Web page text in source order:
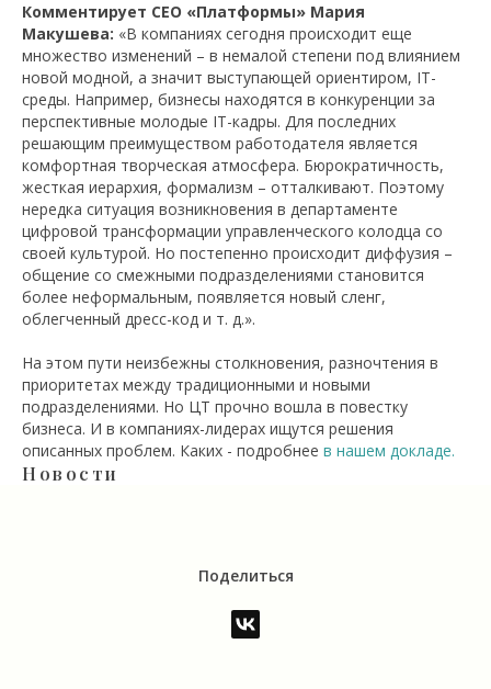
Комментирует CEO «Платформы» Мария
Макушева: «В компаниях сегодня происходит еще
множество изменений – в немалой степени под влиянием
новой модной, а значит выступающей ориентиром, IT-
среды. Например, бизнесы находятся в конкуренции за
перспективные молодые IT-кадры. Для последних
решающим преимуществом работодателя является
комфортная творческая атмосфера. Бюрократичность,
жесткая иерархия, формализм – отталкивают. Поэтому
нередка ситуация возникновения в департаменте
цифровой трансформации управленческого колодца со
своей культурой. Но постепенно происходит диффузия –
общение со смежными подразделениями становится
более неформальным, появляется новый сленг,
облегченный дресс-код и т. д.».
На этом пути неизбежны столкновения, разночтения в
приоритетах между традиционными и новыми
подразделениями. Но ЦТ прочно вошла в повестку
бизнеса. И в компаниях-лидерах ищутся решения
описанных проблем. Каких - подробнее в нашем докладе.
Новости
Поделиться